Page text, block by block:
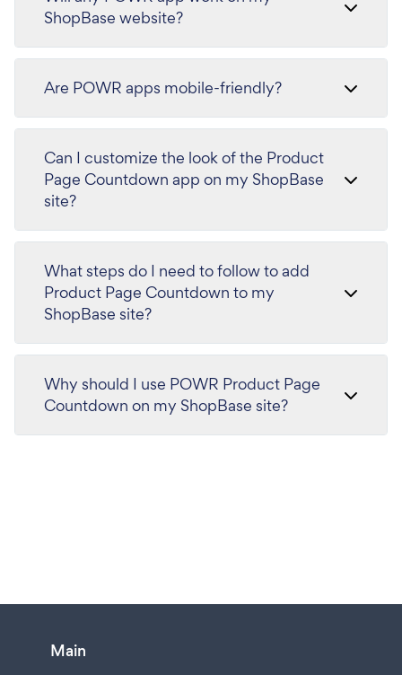
ShopBase website?
Are POWR apps mobile-friendly?
Can I customize the look of the Product
Page Countdown app on my ShopBase
site?
What steps do I need to follow to add
Product Page Countdown to my
ShopBase site?
Why should I use POWR Product Page
Countdown on my ShopBase site?
Main